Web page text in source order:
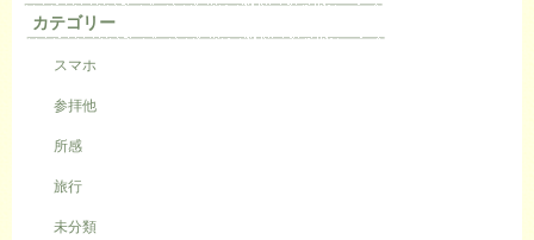
カテゴリー
スマホ
参拝他
所感
旅行
未分類